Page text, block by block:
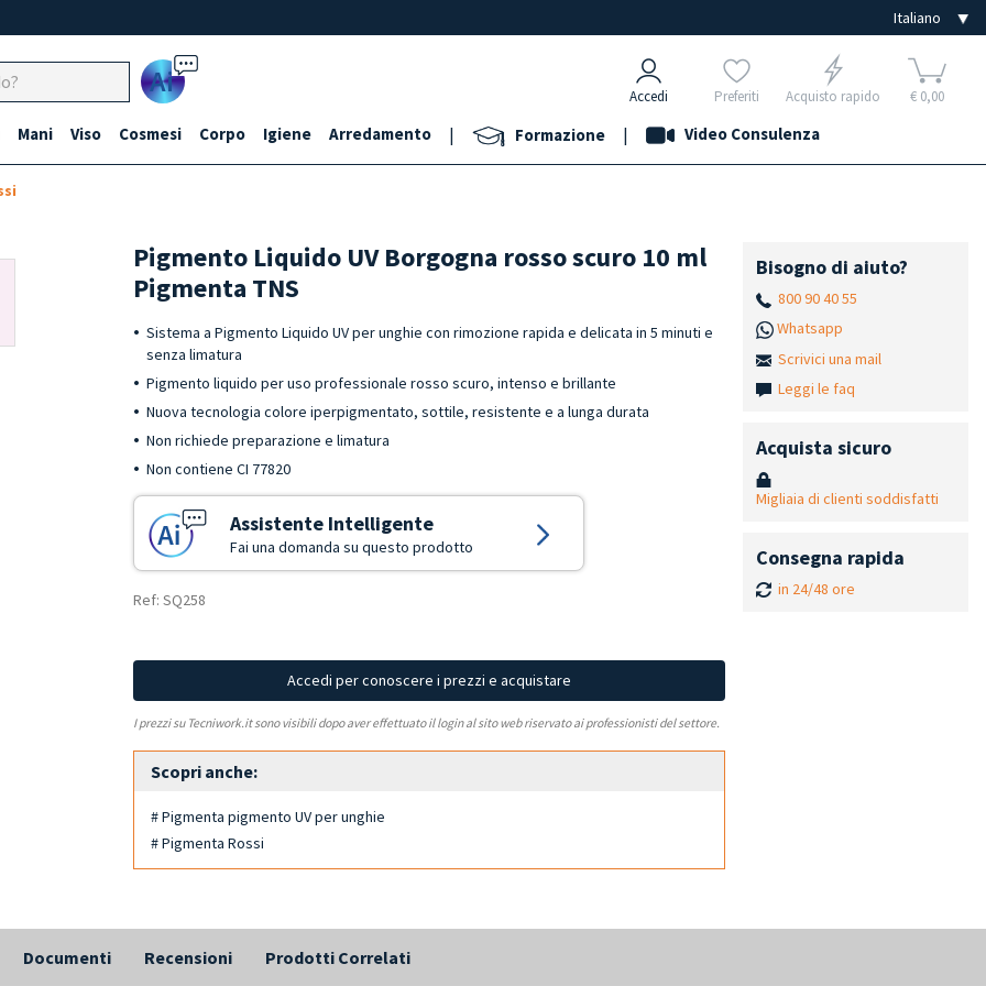
Ai Accedi Preferiti Acquisto rapido € 0,00
Mani Viso Cosmesi Corpo Igiene Arredamento | Formazione | Video Consulenza
Pigmento Liquido UV Borgogna rosso scuro 10 ml
Pigmenta TNS
Sistema a Pigmento Liquido UV per unghie con rimozione rapida e delicata in 5 minuti e
senza limatura
Pigmento liquido per uso professionale rosso scuro, intenso e brillante
Nuova tecnologia colore iperpigmentato, sottile, resistente e a lunga durata
Non richiede preparazione e limatura
Non contiene CI 77820
Assistente Intelligente
Fai una domanda su questo prodotto
Ref: SQ258
Accedi per conoscere i prezzi e acquistare
I prezzi su Tecniwork.it sono visibili dopo aver effettuato il login al sito web riservato ai professionisti del settore.
Scopri anche:
# Pigmenta pigmento UV per unghie
# Pigmenta Rossi
Bisogno di aiuto?
800 90 40 55
Whatsapp
Scrivici una mail
Leggi le faq
Acquista sicuro
Migliaia di clienti soddisfatti
Consegna rapida
in 24/48 ore
Documenti Recensioni Prodotti Correlati